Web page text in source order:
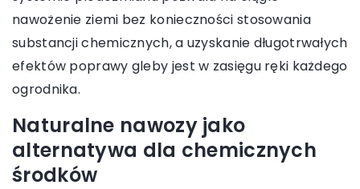
nawożenie ziemi bez konieczności stosowania
substancji chemicznych, a uzyskanie długotrwałych
efektów poprawy gleby jest w zasięgu ręki każdego
ogrodnika.
Naturalne nawozy jako
alternatywa dla chemicznych
środków